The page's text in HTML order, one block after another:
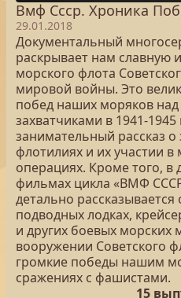
Вмф Ссср. Хроника
29.01.2018
Документальный
раскрывает нам славную
морского флота
мировой войны. Это
побед наших моряков
захватчиками в 1941-
занимательный рассказ о
флотилиях и их участии
операциях. Кроме того, в
фильмах цикла «ВМФ
детально
подводных лодках,
и других боевых
вооружении Советского
громкие победы нашим
сражениях с фашистами.
15